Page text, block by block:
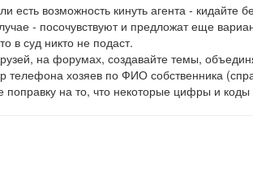
возможность кинуть агента -
- посочувствуют и предложат еще
в суд никто не подаст.
на форумах, создавайте темы,
телефона хозяев по ФИО собственника
поправку на то, что некоторые цифры и